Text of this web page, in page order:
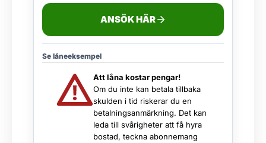
ANSÖK HÄR
Se låneeksempel
Att låna kostar pengar!
Om du inte kan betala tillbaka
skulden i tid riskerar du en
betalningsanmärkning. Det kan
leda till svårigheter att få hyra
bostad, teckna abonnemang